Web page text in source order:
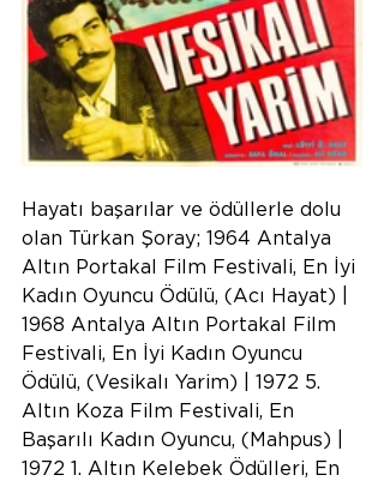
Hayatı başarılar ve ödüllerle dolu
olan Türkan Şoray; 1964 Antalya
Altın Portakal Film Festivali, En İyi
Kadın Oyuncu Ödülü, (Acı Hayat) |
1968 Antalya Altın Portakal Film
Festivali, En İyi Kadın Oyuncu
Ödülü, (Vesikalı Yarim) | 1972 5.
Altın Koza Film Festivali, En
Başarılı Kadın Oyuncu, (Mahpus) |
1972 1. Altın Kelebek Ödülleri, En